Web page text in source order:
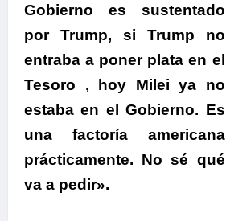
Gobierno es sustentado
por Trump, si Trump no
entraba a poner plata en el
Tesoro , hoy Milei ya no
estaba en el Gobierno. Es
una factoría americana
prácticamente. No sé qué
va a pedir».